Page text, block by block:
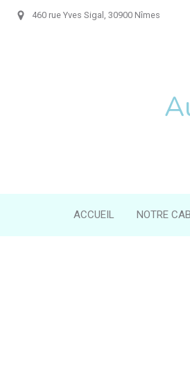
460 rue Yves Sigal, 30900 Nîmes
ACCUEIL NOTRE